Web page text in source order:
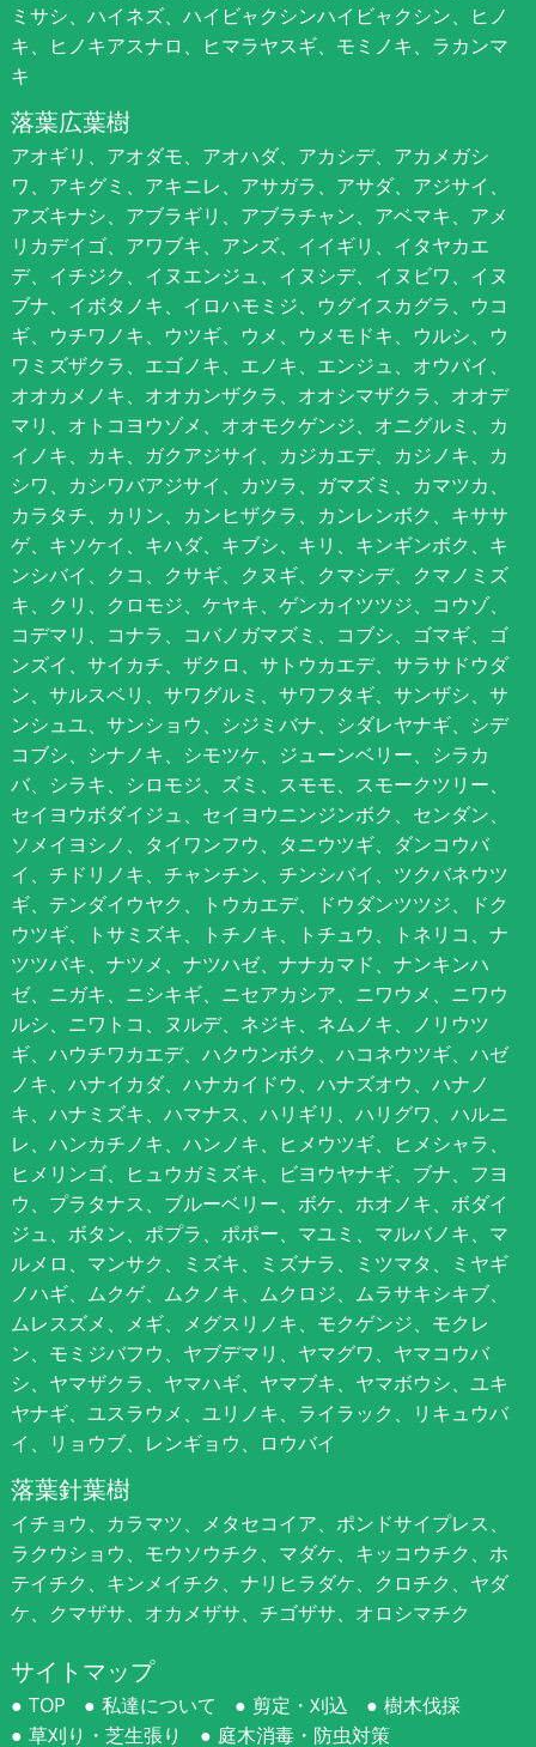
ミサシ、ハイネズ、ハイビャクシンハイビャクシン、ヒノ
キ、ヒノキアスナロ、ヒマラヤスギ、モミノキ、ラカンマ
キ
落葉広葉樹
アオギリ、アオダモ、アオハダ、アカシデ、アカメガシ
ワ、アキグミ、アキニレ、アサガラ、アサダ、アジサイ、
アズキナシ、アブラギリ、アブラチャン、アベマキ、アメ
リカデイゴ、アワブキ、アンズ、イイギリ、イタヤカエ
デ、イチジク、イヌエンジュ、イヌシデ、イヌビワ、イヌ
ブナ、イボタノキ、イロハモミジ、ウグイスカグラ、ウコ
ギ、ウチワノキ、ウツギ、ウメ、ウメモドキ、ウルシ、ウ
ワミズザクラ、エゴノキ、エノキ、エンジュ、オウバイ、
オオカメノキ、オオカンザクラ、オオシマザクラ、オオデ
マリ、オトコヨウゾメ、オオモクゲンジ、オニグルミ、カ
イノキ、カキ、ガクアジサイ、カジカエデ、カジノキ、カ
シワ、カシワバアジサイ、カツラ、ガマズミ、カマツカ、
カラタチ、カリン、カンヒザクラ、カンレンボク、キササ
ゲ、キソケイ、キハダ、キブシ、キリ、キンギンボク、キ
ンシバイ、クコ、クサギ、クヌギ、クマシデ、クマノミズ
キ、クリ、クロモジ、ケヤキ、ゲンカイツツジ、コウゾ、
コデマリ、コナラ、コバノガマズミ、コブシ、ゴマギ、ゴ
ンズイ、サイカチ、ザクロ、サトウカエデ、サラサドウダ
ン、サルスベリ、サワグルミ、サワフタギ、サンザシ、サ
ンシュユ、サンショウ、シジミバナ、シダレヤナギ、シデ
コブシ、シナノキ、シモツケ、ジューンベリー、シラカ
バ、シラキ、シロモジ、ズミ、スモモ、スモークツリー、
セイヨウボダイジュ、セイヨウニンジンボク、センダン、
ソメイヨシノ、タイワンフウ、タニウツギ、ダンコウバ
イ、チドリノキ、チャンチン、チンシバイ、ツクバネウツ
ギ、テンダイウヤク、トウカエデ、ドウダンツツジ、ドク
ウツギ、トサミズキ、トチノキ、トチュウ、トネリコ、ナ
ツツバキ、ナツメ、ナツハゼ、ナナカマド、ナンキンハ
ゼ、ニガキ、ニシキギ、ニセアカシア、ニワウメ、ニワウ
ルシ、ニワトコ、ヌルデ、ネジキ、ネムノキ、ノリウツ
ギ、ハウチワカエデ、ハクウンボク、ハコネウツギ、ハゼ
ノキ、ハナイカダ、ハナカイドウ、ハナズオウ、ハナノ
キ、ハナミズキ、ハマナス、ハリギリ、ハリグワ、ハルニ
レ、ハンカチノキ、ハンノキ、ヒメウツギ、ヒメシャラ、
ヒメリンゴ、ヒュウガミズキ、ビヨウヤナギ、ブナ、フヨ
ウ、プラタナス、ブルーベリー、ボケ、ホオノキ、ボダイ
ジュ、ボタン、ポプラ、ポポー、マユミ、マルバノキ、マ
ルメロ、マンサク、ミズキ、ミズナラ、ミツマタ、ミヤギ
ノハギ、ムクゲ、ムクノキ、ムクロジ、ムラサキシキブ、
ムレスズメ、メギ、メグスリノキ、モクゲンジ、モクレ
ン、モミジバフウ、ヤブデマリ、ヤマグワ、ヤマコウバ
シ、ヤマザクラ、ヤマハギ、ヤマブキ、ヤマボウシ、ユキ
ヤナギ、ユスラウメ、ユリノキ、ライラック、リキュウバ
イ、リョウブ、レンギョウ、ロウバイ
落葉針葉樹
イチョウ、カラマツ、メタセコイア、ポンドサイプレス、
ラクウショウ、モウソウチク、マダケ、キッコウチク、ホ
テイチク、キンメイチク、ナリヒラダケ、クロチク、ヤダ
ケ、クマザサ、オカメザサ、チゴザサ、オロシマチク
サイトマップ
TOP 私達について 剪定・刈込
樹木伐採
草刈り・芝生張り
庭木消毒・防虫対策